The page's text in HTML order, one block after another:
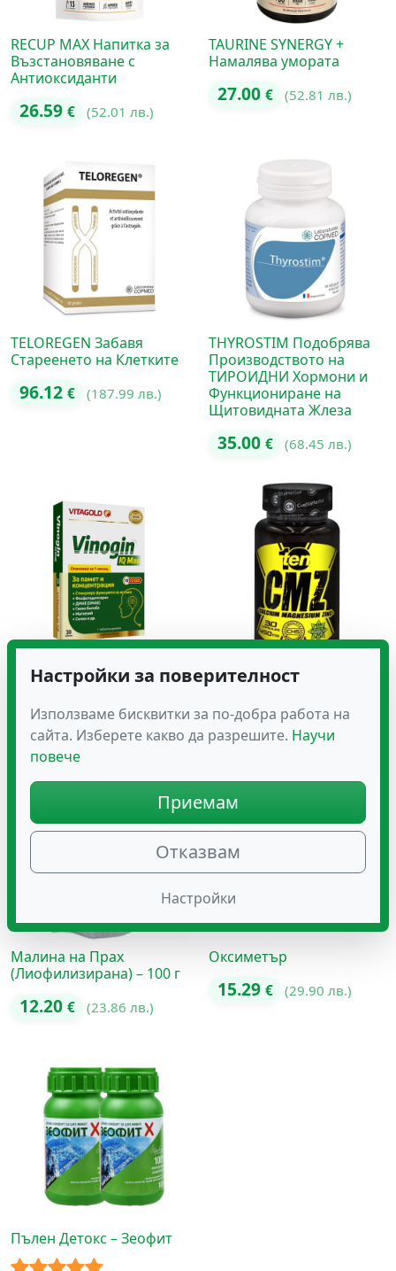
RECUP MAX Напитка за
Възстановяване с
Антиоксиданти
26.59 € (52.01 лв.)
TAURINE SYNERGY +
Намалява умората
27.00 € (52.81 лв.)
TELOREGEN Забавя
Стареенето на Клетките
96.12 € (187.99 лв.)
THYROSTIM Подобрява
Производството на
ТИРОИДНИ Хормони и
Функциониране на
Щитовидната Жлеза
35.00 € (68.45 лв.)
Виногин IQ Макс – 30
12.30€ (24.06 лв.)
Калций Магнезий Цинк
7.16 € (14.00 лв.)
Малина на Прах
(Лиофилизирана) – 100 г
12.20 € (23.86 лв.)
Оксиметър
15.29 € (29.90 лв.)
Пълен Детокс – Зеофит
Настройки за поверителност
Използваме бисквитки за по-добра работа на
сайта. Изберете какво да разрешите. Научи
повече
Приемам
Отказвам
Настройки